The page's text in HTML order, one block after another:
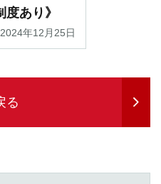
あり》
2024年12月25日
る